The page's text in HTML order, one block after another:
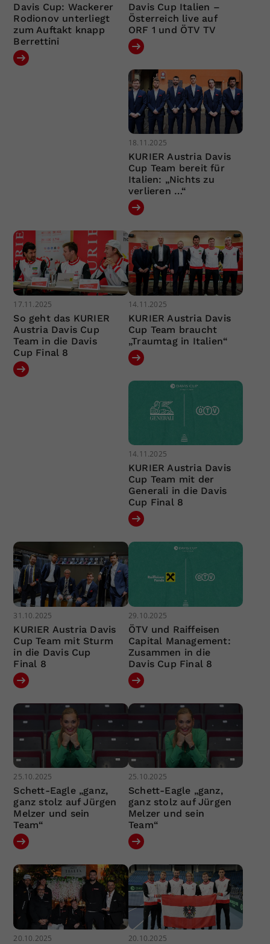
Davis Cup: Wackerer
Rodionov unterliegt
zum Auftakt knapp
Berrettini
Davis Cup Italien –
Österreich live auf
ORF 1 und ÖTV TV
18.11.2025
KURIER Austria Davis
Cup Team bereit für
Italien: „Nichts zu
verlieren …“
17.11.2025
So geht das KURIER
Austria Davis Cup
Team in die Davis
Cup Final 8
14.11.2025
KURIER Austria Davis
Cup Team braucht
„Traumtag in Italien“
14.11.2025
KURIER Austria Davis
Cup Team mit der
Generali in die Davis
Cup Final 8
31.10.2025
KURIER Austria Davis
Cup Team mit Sturm
in die Davis Cup
Final 8
29.10.2025
ÖTV und Raiffeisen
Capital Management:
Zusammen in die
Davis Cup Final 8
25.10.2025
Schett-Eagle „ganz,
ganz stolz auf Jürgen
Melzer und sein
Team“
25.10.2025
Schett-Eagle „ganz,
ganz stolz auf Jürgen
Melzer und sein
Team“
20.10.2025 20.10.2025